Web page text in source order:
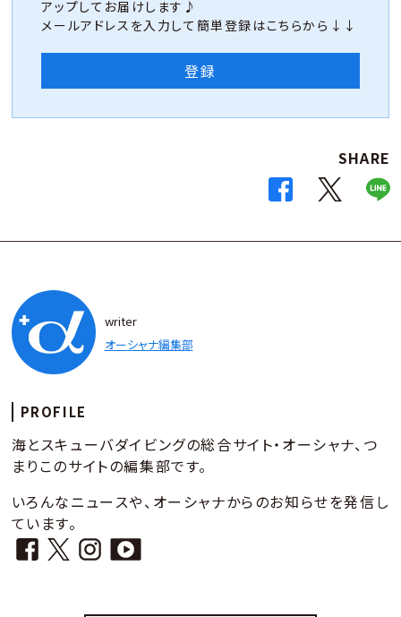
アップしてお届けします♪
メールアドレスを入力して簡単登録はこちらから↓↓
登録
SHARE
writer
オーシャナ編集部
PROFILE
海とスキューバダイビングの総合サイト・オーシャナ、つ
まりこのサイトの編集部です。
いろんなニュースや、オーシャナからのお知らせを発信し
ています。